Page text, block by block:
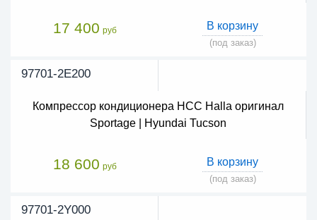
17 400 руб В корзину
(под заказ)
97701-2E200
Компрессор кондиционера HCC Halla оригинал
Sportage | Hyundai Tucson
18 600 руб В корзину
(под заказ)
97701-2Y000